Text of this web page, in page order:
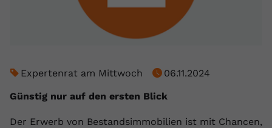
Expertenrat am Mittwoch
06.11.2024
Günstig nur auf den ersten Blick
Der Erwerb von Bestandsimmobilien ist mit Chancen,